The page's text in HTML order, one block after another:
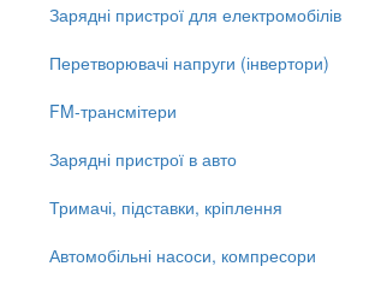
Зарядні пристрої для електромобілів
Перетворювачі напруги (інвертори)
FM-трансмітери
Зарядні пристрої в авто
Тримачі, підставки, кріплення
Автомобільні насоси, компресори